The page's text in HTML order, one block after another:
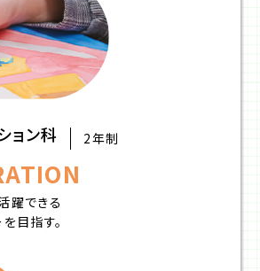
ョン科 2年制
躍できる
目指す。